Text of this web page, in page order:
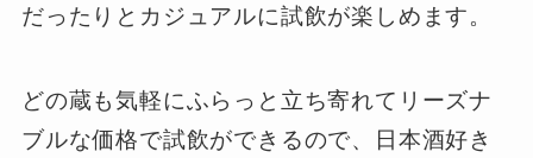
だったりとカジュアルに試飲が楽しめます。
どの蔵も気軽にふらっと立ち寄れてリーズナ
ブルな価格で試飲ができるので、日本酒好き